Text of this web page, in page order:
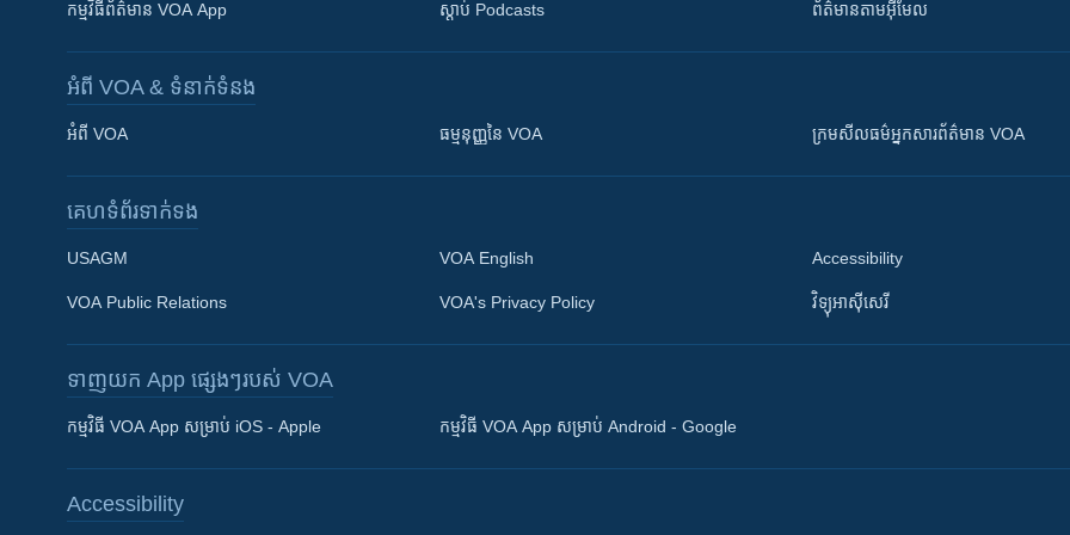
Khmer English
កម្មវិធី​ព័ត៌មាន VOA App ស្តាប់ Podcasts ព័ត៌មាន​តាម​អ៊ីមែល
អំពី​ VOA & ទំនាក់ទំនង
អំពី​ VOA ធម្មនុញ្ញ​នៃ VOA ក្រម​​​សីលធម៌​​​អ្នក​​​សារព័ត៌មាន VOA
គេហទំព័រ​​ទាក់ទង
USAGM
VOA Public Relations
VOA English
VOA's Privacy Policy
Accessibility
វិទ្យុ​អាស៊ី​សេរី
ទាញយក​ App ផ្សេងៗ​របស់​ VOA
កម្មវិធី​ VOA App សម្រាប់ iOS - Apple កម្មវិធី​ VOA App សម្រាប់ Android - Google
Accessibility